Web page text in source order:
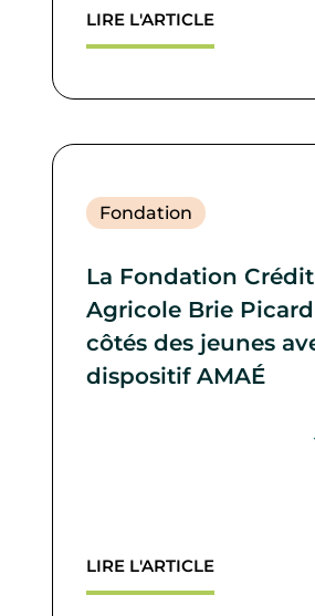
LIRE L'ARTICLE
Fondation
La Fondation Crédit
Agricole Brie
côtés des jeunes
dispositif AMAÉ
LIRE L'ARTICLE